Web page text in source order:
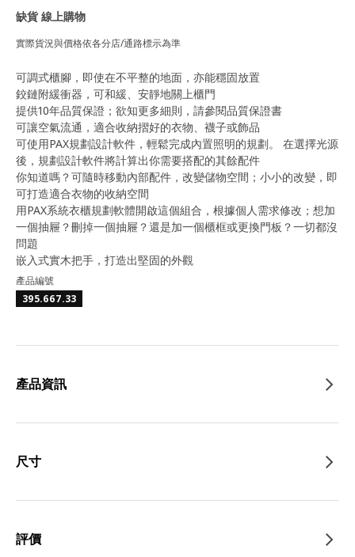
缺貨 線上購物
實際貨況與價格依各分店/通路標示為準
可調式櫃腳，即使在不平整的地面，亦能穩固放置
鉸鏈附緩衝器，可和緩、安靜地關上櫃門
提供10年品質保證；欲知更多細則，請參閱品質保證書
可讓空氣流通，適合收納摺好的衣物、襪子或飾品
可使用PAX規劃設計軟件，輕鬆完成內置照明的規劃。 在選擇光源
後，規劃設計軟件將計算出你需要搭配的其餘配件
你知道嗎？可隨時移動內部配件，改變儲物空間；小小的改變，即
可打造適合衣物的收納空間
用PAX系統衣櫃規劃軟體開啟這個組合，根據個人需求修改；想加
一個抽屜？刪掉一個抽屜？還是加一個櫃框或更換門板？一切都沒
問題
嵌入式實木把手，打造出堅固的外觀
產品編號
395.667.33
產品資訊
尺寸
評價